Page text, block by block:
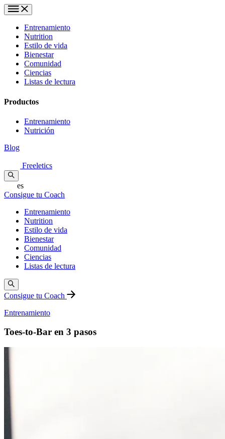
Entrenamiento
Nutrition
Estilo de vida
Bienestar
Comunidad
Ciencias
Listas de lectura
Productos
Entrenamiento
Nutrición
Blog
Freeletics
es
Consigue tu Coach
Entrenamiento
Nutrition
Estilo de vida
Bienestar
Comunidad
Ciencias
Listas de lectura
Consigue tu Coach
Entrenamiento
Toes-to-Bar en 3 pasos